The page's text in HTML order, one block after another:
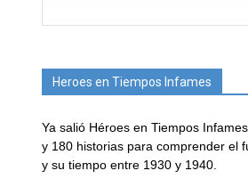
Heroes en Tiempos Infames
Ya salió Héroes en Tiempos
y 180 historias para comprender el
y su tiempo entre 1930 y 1940.